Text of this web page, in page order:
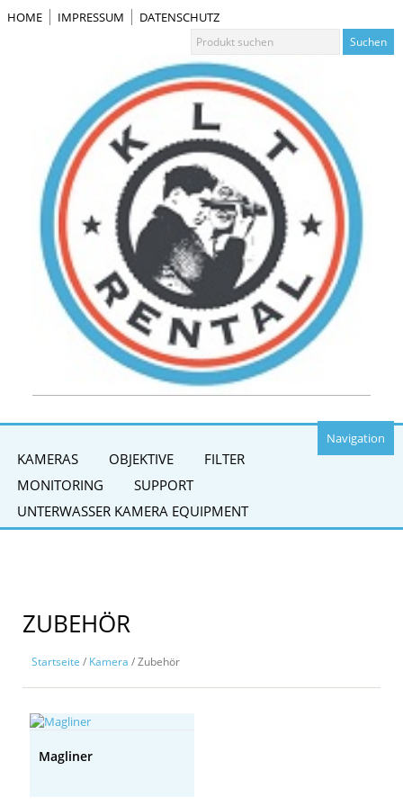
HOME IMPRESSUM DATENSCHUTZ
Navigation
KAMERAS OBJEKTIVE
FILTER
MONITORING
SUPPORT
UNTERWASSER KAMERA EQUIPMENT
ZUBEHÖR
Startseite / Kamera / Zubehör
Magliner